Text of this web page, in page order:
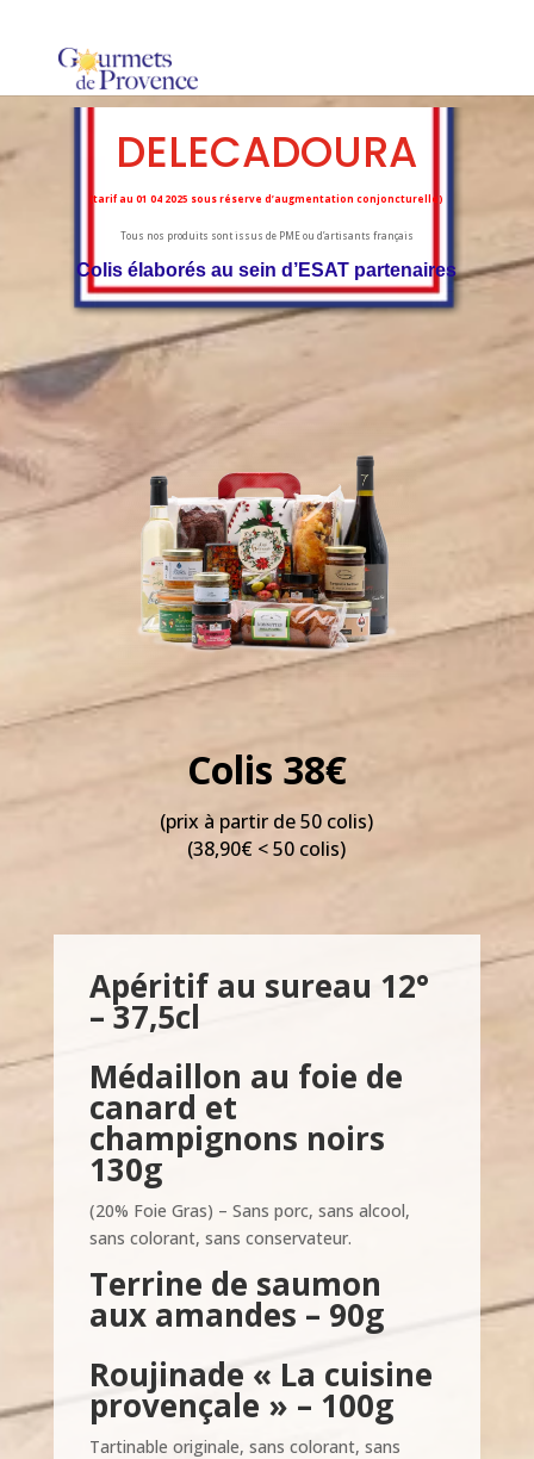
DELECADOURA
(tarif au 01 04 2025 sous réserve d’augmentation conjoncturelle)
Tous nos produits sont issus de PME ou d’artisants français
Colis élaborés au sein d’ESAT partenaires
Colis 38€
(prix à partir de 50 colis)
(38,90€ < 50 colis)
Apéritif au sureau 12°
– 37,5cl
Médaillon au foie de
canard et
champignons noirs
130g
(20% Foie Gras) – Sans porc, sans alcool,
sans colorant, sans conservateur.
Terrine de saumon
aux amandes – 90g
Roujinade « La cuisine
provençale » – 100g
Tartinable originale, sans colorant, sans